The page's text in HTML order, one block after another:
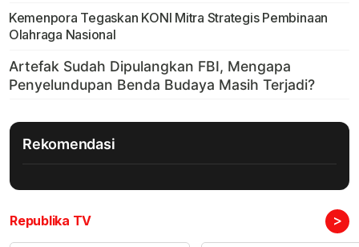
Kemenpora Tegaskan KONI Mitra Strategis Pembinaan
Olahraga Nasional
Rekomendasi
Republika TV >